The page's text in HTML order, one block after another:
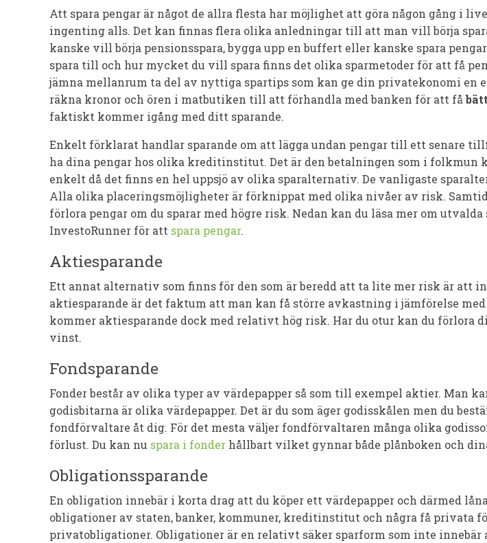
Att spara pengar är något de allra flesta har möjlighet att göra någon gång i
ingenting alls. Det kan finnas flera olika anledningar till att man vill börja
kanske vill börja pensionsspara, bygga upp en buffert eller kanske spara
spara till och hur mycket du vill spara finns det olika sparmetoder för att få
jämna mellanrum ta del av nyttiga spartips som kan ge din privatekonomi en
räkna kronor och ören i matbutiken till att förhandla med banken för att få
faktiskt kommer igång med ditt sparande.
Enkelt förklarat handlar sparande om att lägga undan pengar till ett senare
ha dina pengar hos olika kreditinstitut. Det är den betalningen som i folkmun
enkelt då det finns en hel uppsjö av olika sparalternativ. De vanligaste
Alla olika placeringsmöjligheter är förknippat med olika nivåer av risk.
förlora pengar om du sparar med högre risk. Nedan kan du läsa mer om
InvestoRunner för att spara pengar.
Aktiesparande
Ett annat alternativ som finns för den som är beredd att ta lite mer risk är att
aktiesparande är det faktum att man kan få större avkastning i jämförelse
kommer aktiesparande dock med relativt hög risk. Har du otur kan du förlora
vinst.
Fondsparande
Fonder består av olika typer av värdepapper så som till exempel aktier. Man
godisbitarna är olika värdepapper. Det är du som äger godisskålen men du
fondförvaltare åt dig. För det mesta väljer fondförvaltaren många olika
förlust. Du kan nu spara i fonder hållbart vilket gynnar både plånboken och
Obligationssparande
En obligation innebär i korta drag att du köper ett värdepapper och därmed
obligationer av staten, banker, kommuner, kreditinstitut och några få privata
privatobligationer. Obligationer är en relativt säker sparform som inte